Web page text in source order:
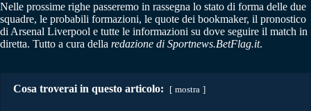
Nelle prossime righe passeremo in rassegna lo stato di forma delle due
squadre, le probabili formazioni, le quote dei bookmaker, il pronostico
di Arsenal Liverpool e tutte le informazioni su dove seguire il match in
diretta. Tutto a cura della redazione di Sportnews.BetFlag.it.
Cosa troverai in questo articolo: mostra